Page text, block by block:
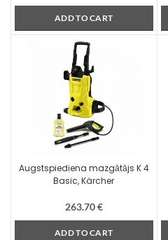
ADD TO CART
Augstspiediena mazgātājs K 4
Basic, Kärcher
263.70€
ADD TO CART